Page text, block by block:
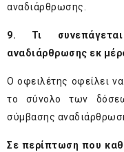
αναδιάρθρωσης.
9. Τι
αναδιάρθρωσης εκ
Ο οφειλέτης οφείλει
το σύνολο των
σύμβασης
Σε περίπτωση που